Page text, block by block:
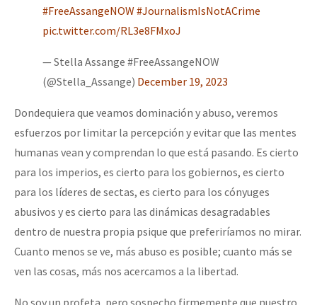
#FreeAssangeNOW #JournalismIsNotACrime
pic.twitter.com/RL3e8FMxoJ
— Stella Assange #FreeAssangeNOW
(@Stella_Assange) December 19, 2023
Dondequiera que veamos dominación y abuso, veremos
esfuerzos por limitar la percepción y evitar que las mentes
humanas vean y comprendan lo que está pasando. Es cierto
para los imperios, es cierto para los gobiernos, es cierto
para los líderes de sectas, es cierto para los cónyuges
abusivos y es cierto para las dinámicas desagradables
dentro de nuestra propia psique que preferiríamos no mirar.
Cuanto menos se ve, más abuso es posible; cuanto más se
ven las cosas, más nos acercamos a la libertad.
No soy un profeta, pero sospecho firmemente que nuestro